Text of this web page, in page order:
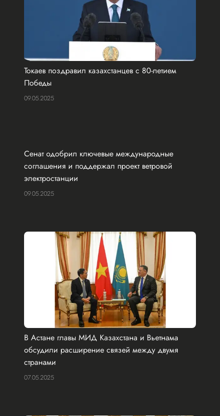
Токаев поздравил казахстанцев с 80-летием
Победы
09.05.2025
Сенат одобрил ключевые международные
соглашения и поддержал проект ветровой
электростанции
09.05.2025
В Астане главы МИД Казахстана и Вьетнама
обсудили расширение связей между двумя
странами
07.05.2025